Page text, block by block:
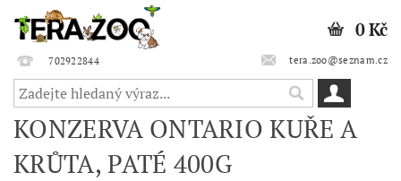
702922844 tera.zoo@seznam.cz
0 Kč
KONZERVA ONTARIO KUŘE A
KRŮTA, PATÉ 400G